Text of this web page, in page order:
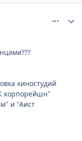
киностудий
корпорейшн"
и "Аист